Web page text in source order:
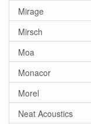
Mirage
Mirsch
Moa
Monacor
Morel
Neat Acoustics